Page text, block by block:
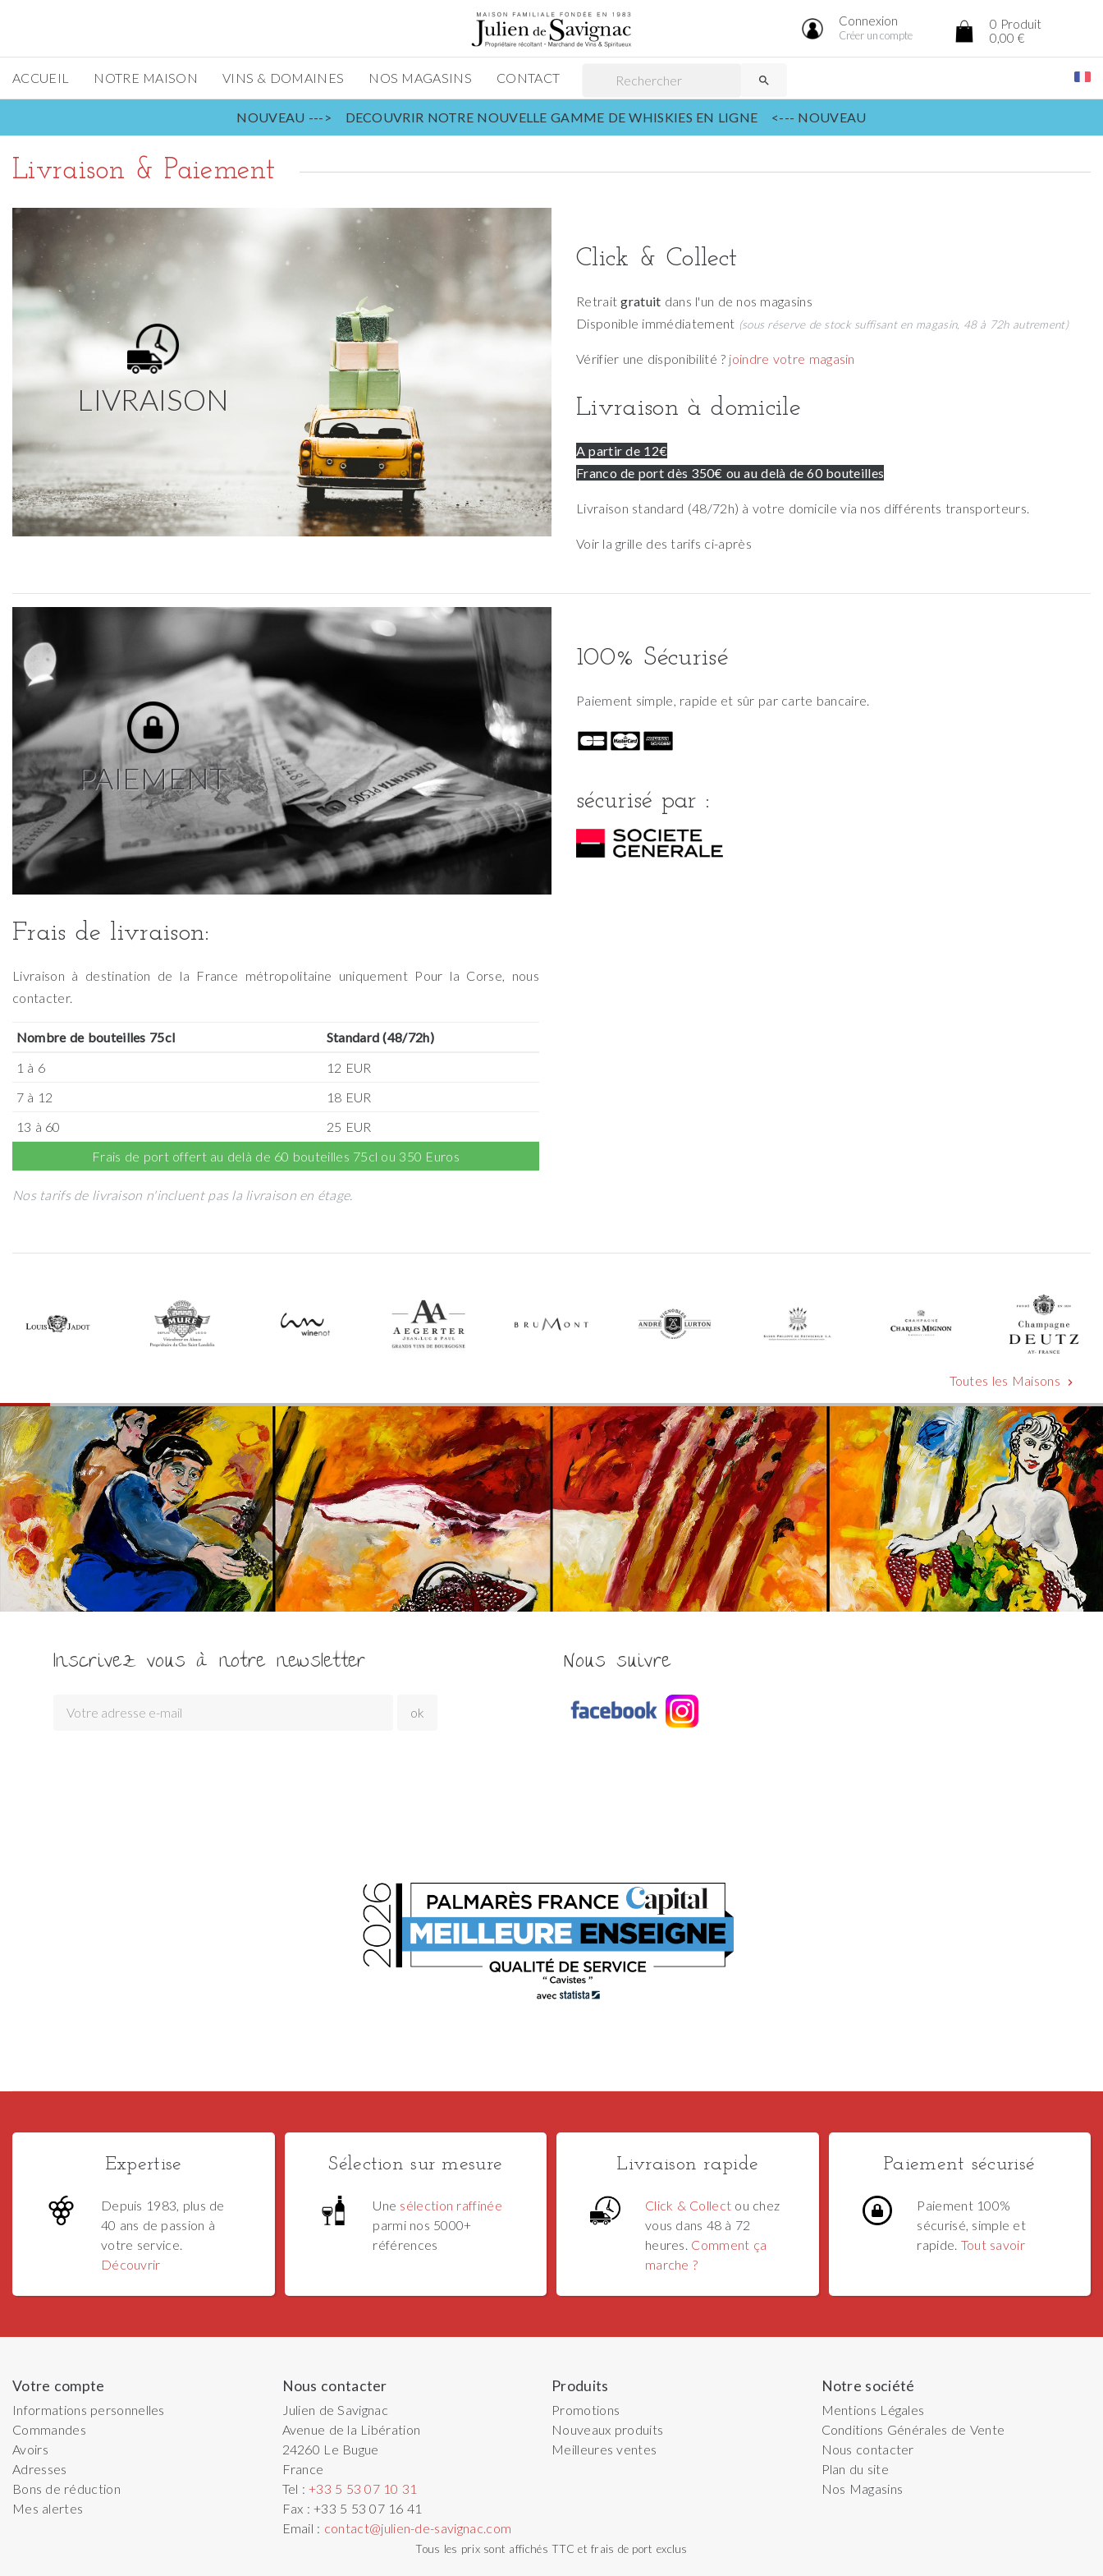
Connexion
Créer un compte
0 Produit
0,00 €
ACCUEIL NOTRE MAISON VINS & DOMAINES NOS MAGASINS CONTACT search
NOUVEAU ---> DECOUVRIR NOTRE NOUVELLE GAMME DE WHISKIES EN LIGNE <--- NOUVEAU
Livraison & Paiement
LIVRAISON
Click & Collect
Retraitgratuit dans l'un de nos magasins
Disponible immédiatement (sous réserve de stock suffisant en magasin, 48 à 72h autrement)
Vérifier une disponibilité ? joindre votre magasin
Livraison à domicile
A partir de 12€
Franco de port dès 350€ ou au delà de 60 bouteilles
Livraison standard (48/72h) à votre domicile via nos différents transporteurs.
Voir la grille des tarifs ci-après
PAIEMENT
100% Sécurisé
Paiement simple, rapide et sûr par carte bancaire.
sécurisé par :
Frais de livraison:
Livraison à destination de la France métropolitaine uniquement Pour la Corse, nous
contacter.
Nombre de bouteilles 75cl
Standard (48/72h)
1 à 6
12 EUR
7 à 12
18 EUR
13 à 60
25 EUR
Frais de port offert au delà de 60 bouteilles 75cl ou 350 Euros
Nos tarifs de livraison n'incluent pas la livraison en étage.
Toutes les Maisons chevron_right
Inscrivez vous à notre newsletter Nous suivre
Expertise
Depuis 1983, plus de
40 ans de passion à
votre service.
Découvrir
Sélection sur mesure
Une sélection raffinée
parmi nos 5000+
références
Livraison rapide
Click & Collect ou chez
vous dans 48 à 72
heures. Comment ça
marche ?
Paiement sécurisé
Paiement 100%
sécurisé, simple et
rapide. Tout savoir
Votre compte
Informations personnelles
Commandes
Avoirs
Adresses
Bons de réduction
Mes alertes
Nous contacter
Julien de Savignac
Avenue de la Libération
24260 Le Bugue
France
Tel :+33 5 53 07 10 31
Fax :+33 5 53 07 16 41
Email : contact@julien-de-savignac.com
Produits
Promotions
Nouveaux produits
Meilleures ventes
Notre société
Mentions Légales
Conditions Générales de Vente
Nous contacter
Plan du site
Nos Magasins
Tous les prix sont affichés TTC et frais de port exclus